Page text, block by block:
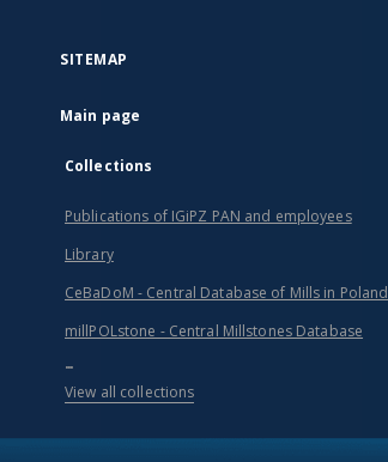
SITEMAP
Main page
Collections
Publications of IGiPZ PAN and employees
Library
CeBaDoM - Central Database of Mills in Poland
millPOLstone - Central Millstones Database
...
View all collections